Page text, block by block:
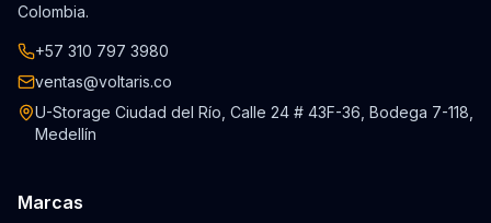
Colombia.
+57 310 797 3980
ventas@voltaris.co
U-Storage Ciudad del Río, Calle 24 # 43F-36, Bodega 7-118,
Medellín
Marcas